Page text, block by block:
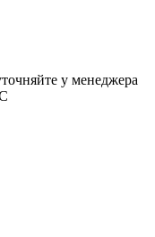
у менеджера